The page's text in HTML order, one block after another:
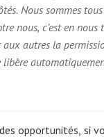
Nous sommes
nous, c’est en
autres la
libère
opportunités, si